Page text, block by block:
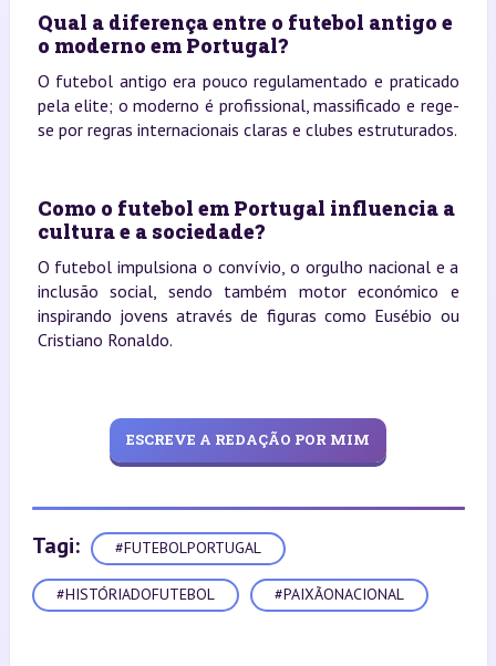
Qual a diferença entre o futebol antigo e
o moderno em Portugal?
O futebol antigo era pouco regulamentado e praticado
pela elite; o moderno é profissional, massificado e rege-
se por regras internacionais claras e clubes estruturados.
Como o futebol em Portugal influencia a
cultura e a sociedade?
O futebol impulsiona o convívio, o orgulho nacional e a
inclusão social, sendo também motor económico e
inspirando jovens através de figuras como Eusébio ou
Cristiano Ronaldo.
ESCREVE A REDAÇÃO POR MIM
Tagi: #FUTEBOLPORTUGAL
#HISTÓRIADOFUTEBOL #PAIXÃONACIONAL